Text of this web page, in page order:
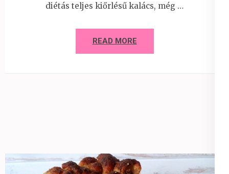
diétás teljes kiőrlésű kalács, még …
READ MORE